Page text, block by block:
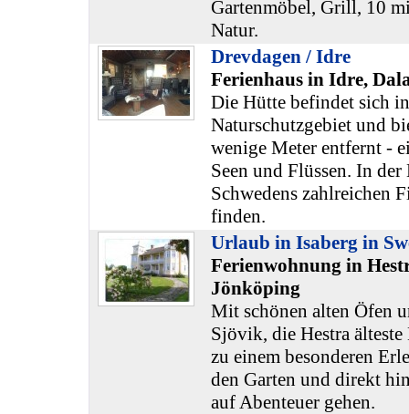
Gartenmöbel, Grill, 10
Natur.
Drevdagen / Idre
Ferienhaus in Idre,
Die Hütte befindet sich
Naturschutzgebiet und
wenige Meter entfernt -
Seen und Flüssen. In
Schwedens zahlreichen
finden.
Urlaub in Isaberg in
Ferienwohnung in
Jönköping
Mit schönen alten Öfen
Sjövik, die Hestra
zu einem besonderen
den Garten und direkt
auf Abenteuer gehen.